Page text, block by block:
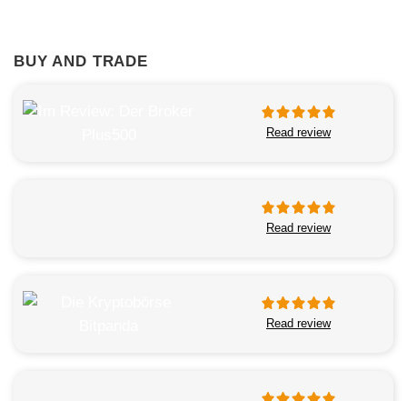
BUY AND TRADE
Read review
Read review
Read review